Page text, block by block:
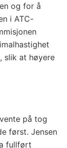
og for å
i ATC-
slik at høyere
på tog
først. Jensen
fullført